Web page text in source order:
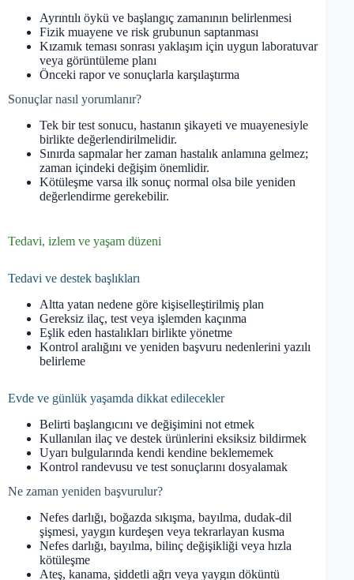
Ayrıntılı öykü ve başlangıç zamanının belirlenmesi
Fizik muayene ve risk grubunun saptanması
Kızamık teması sonrası yaklaşım için uygun laboratuvar
veya görüntüleme planı
Önceki rapor ve sonuçlarla karşılaştırma
Sonuçlar nasıl yorumlanır?
Tek bir test sonucu, hastanın şikayeti ve muayenesiyle
birlikte değerlendirilmelidir.
Sınırda sapmalar her zaman hastalık anlamına gelmez;
zaman içindeki değişim önemlidir.
Kötüleşme varsa ilk sonuç normal olsa bile yeniden
değerlendirme gerekebilir.
Tedavi, izlem ve yaşam düzeni
Tedavi ve destek başlıkları
Altta yatan nedene göre kişiselleştirilmiş plan
Gereksiz ilaç, test veya işlemden kaçınma
Eşlik eden hastalıkları birlikte yönetme
Kontrol aralığını ve yeniden başvuru nedenlerini yazılı
belirleme
Evde ve günlük yaşamda dikkat edilecekler
Belirti başlangıcını ve değişimini not etmek
Kullanılan ilaç ve destek ürünlerini eksiksiz bildirmek
Uyarı bulgularında kendi kendine beklememek
Kontrol randevusu ve test sonuçlarını dosyalamak
Ne zaman yeniden başvurulur?
Nefes darlığı, boğazda sıkışma, bayılma, dudak-dil
şişmesi, yaygın kurdeşen veya tekrarlayan kusma
Nefes darlığı, bayılma, bilinç değişikliği veya hızla
kötüleşme
Ateş, kanama, şiddetli ağrı veya yaygın döküntü